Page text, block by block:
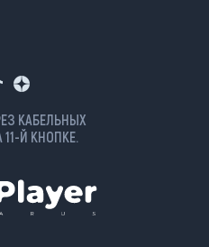
КАБЕЛЬНЫХ
Й КНОПКЕ.